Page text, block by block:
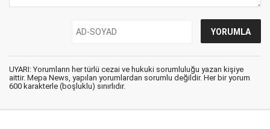
UYARI: Yorumların her türlü cezai ve hukuki sorumluluğu yazan kişiye
aittir. Mepa News, yapılan yorumlardan sorumlu değildir. Her bir yorum
600 karakterle (boşluklu) sınırlıdır.